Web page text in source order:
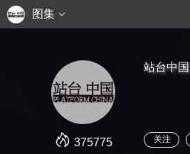
图集
375775
站台中国
关注